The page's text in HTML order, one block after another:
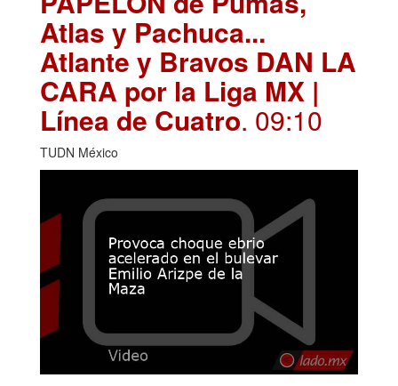
Atlas y Pachuca...
Atlante y Bravos DAN LA
CARA por la Liga MX |
Línea de Cuatro. 09:10
TUDN México